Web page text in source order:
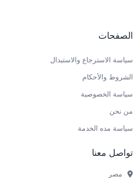
الصفحات
سياسة الاسترجاع والاستبدال
الشروط والأحكام
سياسة الخصوصية
من نحن
سياسة مده الخدمة
تواصل معنا
مصر